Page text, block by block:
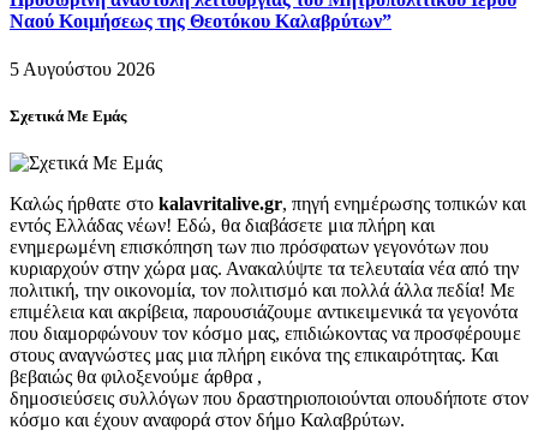
Ναού Κοιμήσεως της Θεοτόκου Καλαβρύτων”
5 Αυγούστου 2026
Σχετικά Με Εμάς
Καλώς ήρθατε στο kalavritalive.gr, πηγή ενημέρωσης τοπικών και
εντός Ελλάδας νέων! Εδώ, θα διαβάσετε μια πλήρη και
ενημερωμένη επισκόπηση των πιο πρόσφατων γεγονότων που
κυριαρχούν στην χώρα μας. Ανακαλύψτε τα τελευταία νέα από την
πολιτική, την οικονομία, τον πολιτισμό και πολλά άλλα πεδία! Με
επιμέλεια και ακρίβεια, παρουσιάζουμε αντικειμενικά τα γεγονότα
που διαμορφώνουν τον κόσμο μας, επιδιώκοντας να προσφέρουμε
στους αναγνώστες μας μια πλήρη εικόνα της επικαιρότητας. Και
βεβαιώς θα φιλοξενούμε άρθρα ,
δημοσιεύσεις συλλόγων που δραστηριοποιούνται οπουδήποτε στον
κόσμο και έχουν αναφορά στον δήμο Καλαβρύτων.